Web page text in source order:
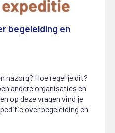
begeleiding en
nazorg? Hoe regel je dit?
andere organisaties en
op deze vragen vind je
over begeleiding en